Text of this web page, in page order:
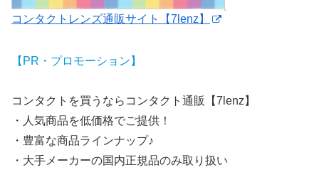
コンタクトレンズ通販サイト【7lenz】
【PR・プロモーション】
コンタクトを買うならコンタクト通販【7lenz】
・人気商品を低価格でご提供！
・豊富な商品ラインナップ♪
・大手メーカーの国内正規品のみ取り扱い